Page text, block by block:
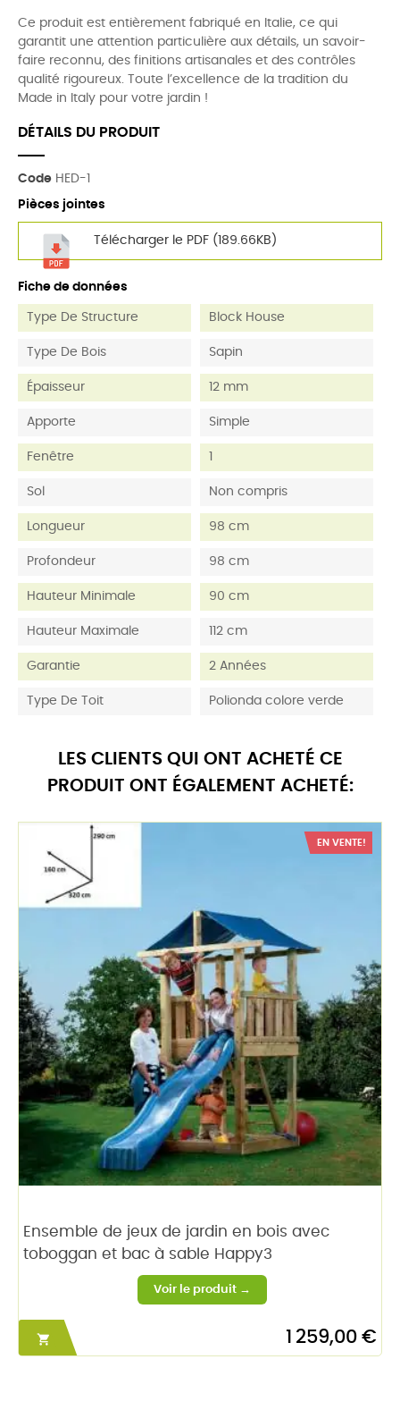
Ce produit est entièrement fabriqué en Italie, ce qui
garantit une attention particulière aux détails, un savoir-
faire reconnu, des finitions artisanales et des contrôles
qualité rigoureux. Toute l’excellence de la tradition du
Made in Italy pour votre jardin !
DÉTAILS DU PRODUIT
Code HED-1
Pièces jointes
Télécharger le PDF (189.66KB)
Fiche de données
Type De Structure Block House
Type De Bois Sapin
Épaisseur 12 mm
Apporte Simple
Fenêtre
Sol Non compris
Longueur 98 cm
Profondeur 98 cm
Hauteur Minimale 90 cm
Hauteur Maximale 112 cm
Garantie 2 Années
Type De Toit Polionda colore verde
LES CLIENTS QUI ONT ACHETÉ CE
PRODUIT ONT ÉGALEMENT ACHETÉ:
EN VENTE!
Ensemble de jeux de jardin en bois avec
toboggan et bac à sable Happy3
 1 259,00 €